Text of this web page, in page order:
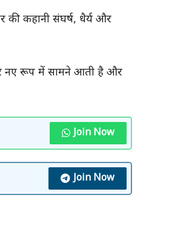
कहानी संघर्ष, धैर्य और
नए रूप में सामने आती है और
Join Now
Join Now